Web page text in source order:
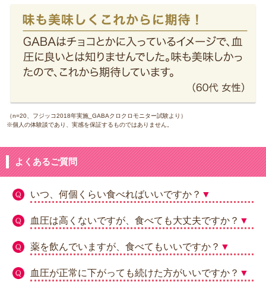
（n=20、フジッコ2018年実施_GABAクロクロモニター試験より）
※個人の体験談であり、実感を保証するものではありません。
よくあるご質問
いつ、何個くらい食べればいいですか？ ▼
血圧は高くないですが、食べても大丈夫ですか？ ▼
薬を飲んでいますが、食べてもいいですか？ ▼
血圧が正常に下がっても続けた方がいいですか？ ▼